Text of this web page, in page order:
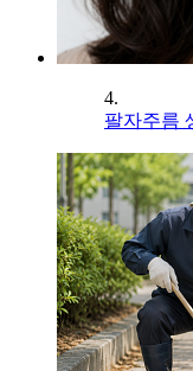
4.
팔자주름